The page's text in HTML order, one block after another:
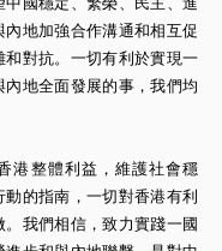
地加強合作溝通和相互促
對抗。一切有利於實現一
地全面發展的事，我們均
港整體利益，維護社會穩
的指南，一切對香港有利
我們相信，致力實踐一國